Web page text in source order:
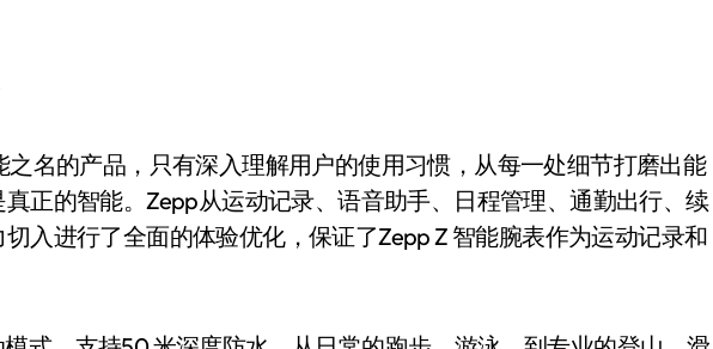
名的产品，只有深入理解用户的使用习惯，从每一处细节打磨出能
正的智能。Zepp从运动记录、语音助手、日程管理、通勤出行、续
入进行了全面的体验优化，保证了Zepp Z 智能腕表作为运动记录和